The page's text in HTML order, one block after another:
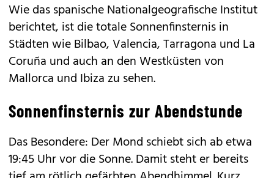
Wie das spanische Nationalgeografische Institut
berichtet, ist die totale Sonnenfinsternis in
Städten wie Bilbao, Valencia, Tarragona und La
Coruña und auch an den Westküsten von
Mallorca und Ibiza zu sehen.
Sonnenfinsternis zur Abendstunde
Das Besondere: Der Mond schiebt sich ab etwa
19:45 Uhr vor die Sonne. Damit steht er bereits